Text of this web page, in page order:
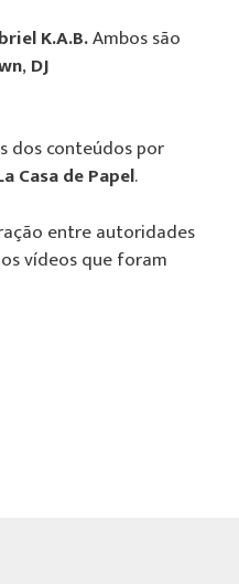
K.A.B.Ambos são
, DJ
dos conteúdos por
Casa de Papel.
entre autoridades
vídeos que foram